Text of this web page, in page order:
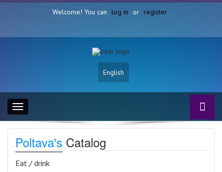
Welcome! You can log in or register
English
Toggle
navigation
Poltava's Catalog
Eat / drink